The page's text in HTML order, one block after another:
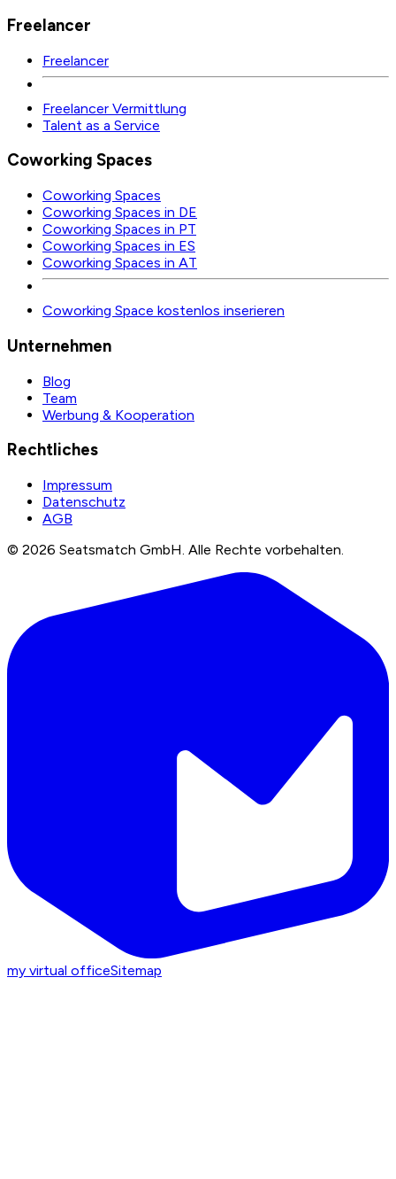
Freelancer
Freelancer
Freelancer Vermittlung
Talent as a Service
Coworking Spaces
Coworking Spaces
Coworking Spaces in DE
Coworking Spaces in PT
Coworking Spaces in ES
Coworking Spaces in AT
Coworking Space kostenlos inserieren
Unternehmen
Blog
Team
Werbung & Kooperation
Rechtliches
Impressum
Datenschutz
AGB
© 2026 Seatsmatch GmbH. Alle Rechte vorbehalten.
my virtual officeSitemap